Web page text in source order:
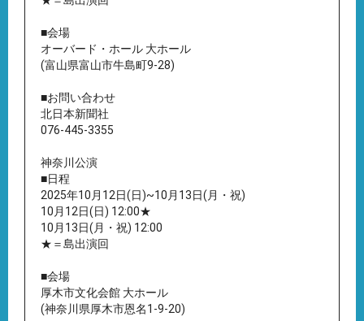
■会場
オーバード・ホール 大ホール
(富山県富山市牛島町9-28)
■お問い合わせ
北日本新聞社
076-445-3355
神奈川公演
■日程
2025年10月12日(日)~10月13日(月・祝)
10月12日(日) 12:00★
10月13日(月・祝) 12:00
★＝島出演回
■会場
厚木市文化会館 大ホール
(神奈川県厚木市恩名1-9-20)